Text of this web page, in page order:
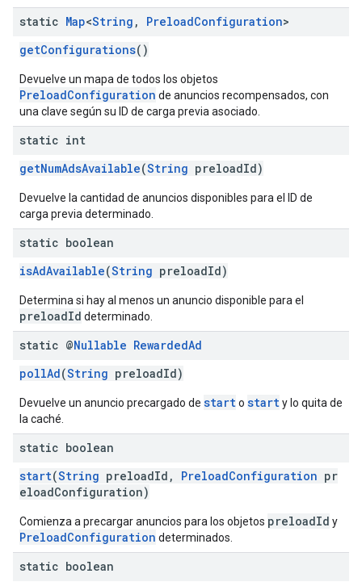
static Map<String , PreloadConfiguration>
getConfigurations()
Devuelve un mapa de todos los objetos
PreloadConfiguration de anuncios recompensados, con
una clave según su ID de carga previa asociado.
static int
getNumAdsAvailable(String preloadId)
Devuelve la cantidad de anuncios disponibles para el ID de
carga previa determinado.
static boolean
isAdAvailable(String preloadId)
Determina si hay al menos un anuncio disponible para el
preloadId determinado.
static @Nullable RewardedAd
pollAd(String preloadId)
Devuelve un anuncio precargado de starto starty lo quita de
la caché.
static boolean
start(String preloadId, PreloadConfiguration pr
eloadConfiguration)
Comienza a precargar anuncios para los objetos preloadId y
PreloadConfiguration determinados.
static boolean